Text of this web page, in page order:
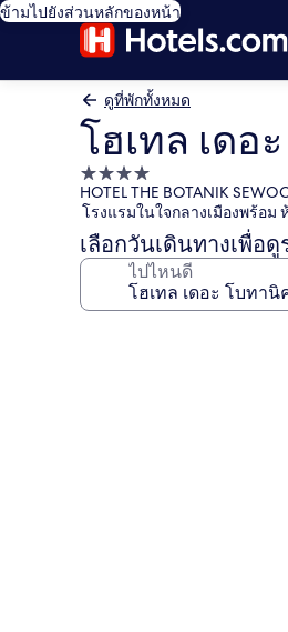
ข้ามไปยังส่วนหลักของหน้า
ดูที่พักทั้งหมด
โฮเทล เดอ
ที่พัก
4.0
ดาว
HOTEL THE BOTANIK
โรงแรมในใจกลางเมืองพร้อ
เลือกวันเดินทางเพื่อดู
ไปไหนดี